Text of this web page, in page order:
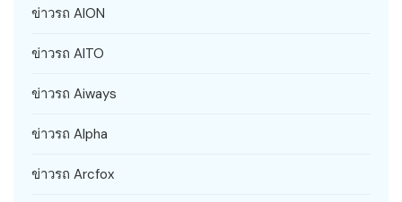
ข่าวรถ AION
ข่าวรถ AITO
ข่าวรถ Aiways
ข่าวรถ Alpha
ข่าวรถ Arcfox